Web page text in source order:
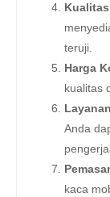
teruji.
Harga
kualitas
Anda
kaca